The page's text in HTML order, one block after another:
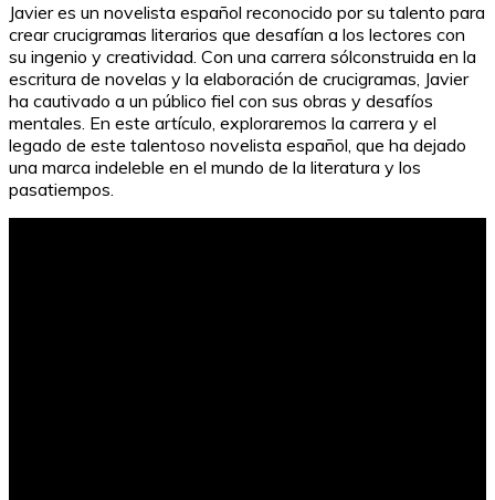
Javier es un novelista español reconocido por su talento para
crear crucigramas literarios que desafían a los lectores con
su ingenio y creatividad. Con una carrera sólconstruida en la
escritura de novelas y la elaboración de crucigramas, Javier
ha cautivado a un público fiel con sus obras y desafíos
mentales. En este artículo, exploraremos la carrera y el
legado de este talentoso novelista español, que ha dejado
una marca indeleble en el mundo de la literatura y los
pasatiempos.